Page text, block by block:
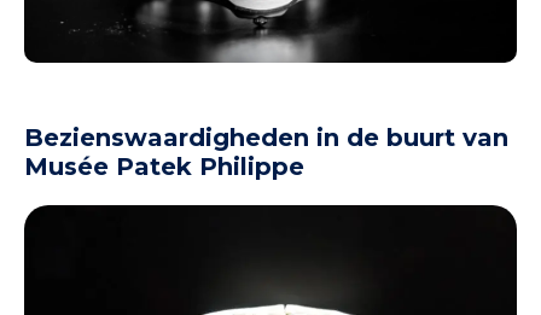
Bezienswaardigheden in de buurt van
Musée Patek Philippe